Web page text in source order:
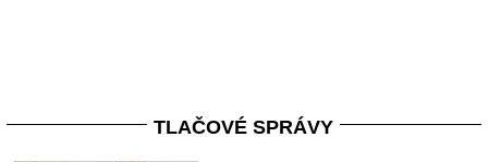
TLAČOVÉ SPRÁVY